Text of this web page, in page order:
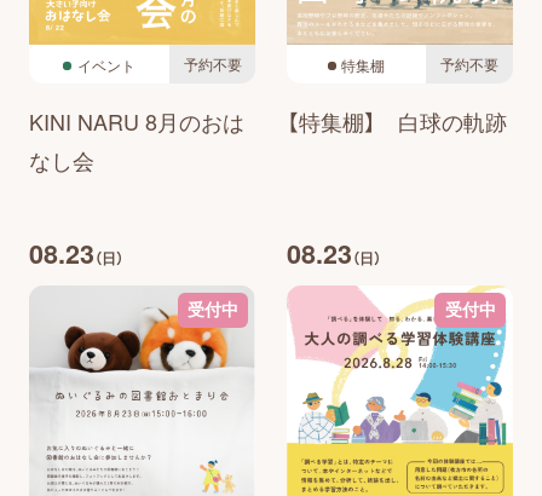
イベント 予約不要
KINI NARU 8月のおは
なし会
特集棚 予約不要
【特集棚】 白球の軌跡
08.23（日）
受付中
08.23（日）
受付中